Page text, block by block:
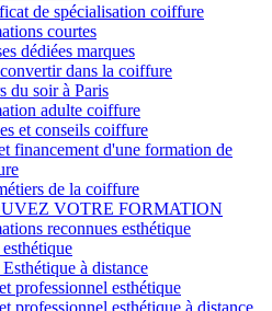
de spécialisation coiffure
courtes
dédiées marques
dans la coiffure
du soir à Paris
adulte coiffure
et conseils coiffure
financement d'une formation de
de la coiffure
VOTRE FORMATION
reconnues esthétique
à distance
professionnel esthétique